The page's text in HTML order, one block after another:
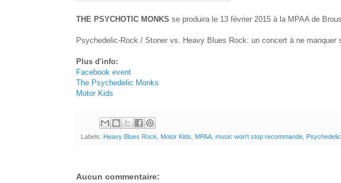
THE PSYCHOTIC MONKS se produira le 13 février 2015 à la MPAA de
Psychedelic-Rock / Stoner vs. Heavy Blues Rock: un concert à ne manquer
Plus d'info:
Facebook event
The Psychedelic Monks
Motor Kids
Labels: Heavy Blues Rock Motor Kids MPAA music won't stop recommande
Aucun commentaire: